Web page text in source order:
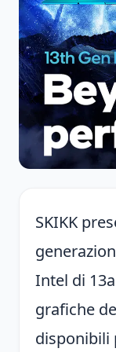
SKIKK
Intel di
grafiche
disponibili